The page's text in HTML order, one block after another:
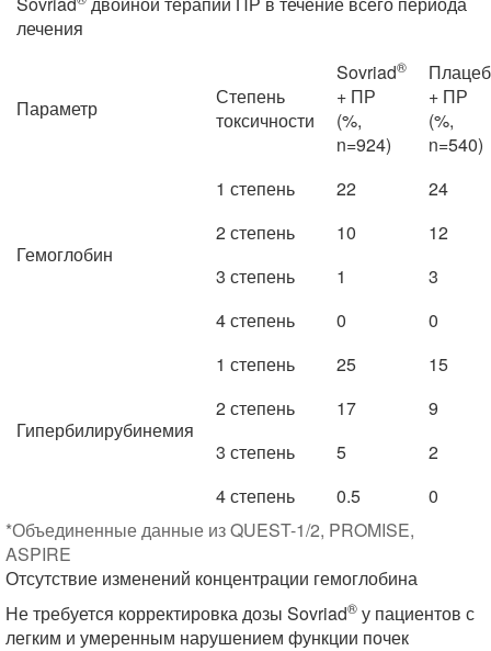
лечения
Параметр
Степень
токсичности
Sovriad®
+ ПР
(%,
n=924)
+ ПР
(%,
n=540)
Гемоглобин
1 степень 22
24
2 степень
10
12
3 степень
1
3
4 степень
0 0
Гипербилирубинемия
1 степень 25
15
2 степень
17
9
3 степень
5
2
4 степень
0.5
0
*Объединенные данные из QUEST-1/2, PROMISE,
ASPIRE
Отсутствие изменений концентрации гемоглобина
Не требуется корректировка дозы Sovriad® у пациентов с
легким и умеренным нарушением функции почек